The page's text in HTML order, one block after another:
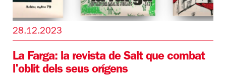
28.12.2023
La Farga: la revista de Salt que combat
l'oblit dels seus orígens